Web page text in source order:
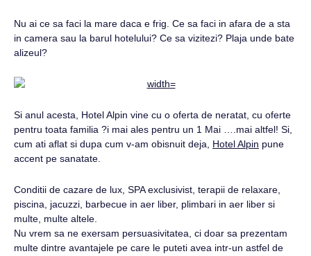
Nu ai ce sa faci la mare daca e frig. Ce sa faci in afara de a sta
in camera sau la barul hotelului? Ce sa vizitezi? Plaja unde bate
alizeul?
Si anul acesta, Hotel Alpin vine cu o oferta de neratat, cu oferte
pentru toata familia ?i mai ales pentru un 1 Mai ….mai altfel! Si,
cum ati aflat si dupa cum v-am obisnuit deja, Hotel Alpin pune
accent pe sanatate.
Conditii de cazare de lux, SPA exclusivist, terapii de relaxare,
piscina, jacuzzi, barbecue in aer liber, plimbari in aer liber si
multe, multe altele.
Nu vrem sa ne exersam persuasivitatea, ci doar sa prezentam
multe dintre avantajele pe care le puteti avea intr-un astfel de